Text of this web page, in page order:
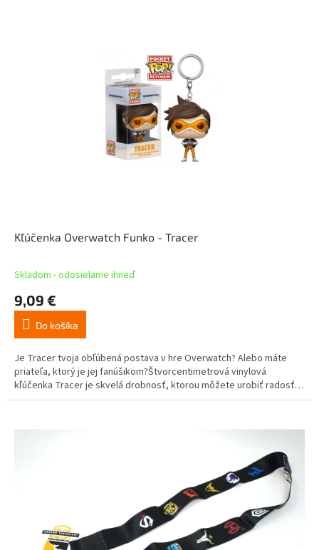
Kľúčenka Overwatch Funko - Tracer
Skladom - odosielame ihneď
9,09 €
Do košíka
Je Tracer tvoja obľúbená postava v hre Overwatch? Alebo máte
priateľa, ktorý je jej fanúšikom?Štvorcentimetrová vinylová
kľúčenka Tracer je skvelá drobnosť, ktorou môžete urobiť radosť
sebe alebo niekomu, koho máte radi.